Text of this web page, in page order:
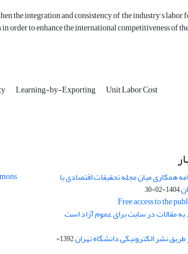
the integration and consistency of the industry's
order to enhance the international competitiveness of
Learning-by-Exporting Unit Labor Cost
همکاری میان مجله تحقیقات اقتصادی با
1404-02-30
Free access to the
مقالات در سایت برای عموم آزاد است
طریق نشر الکترونیکی دانشگاه تهران
1392-